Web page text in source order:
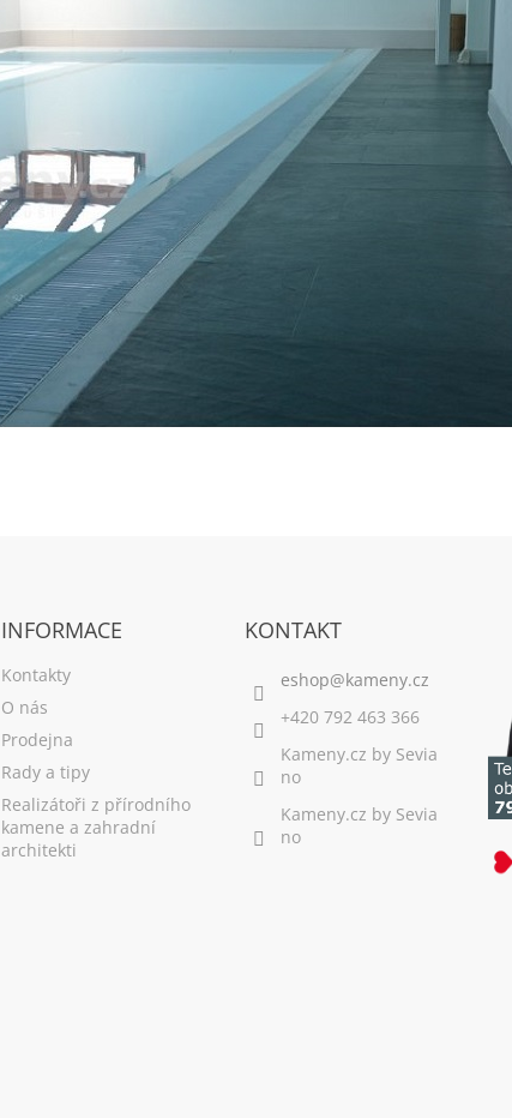
INFORMACE
Kontakty
O nás
Prodejna
Rady a tipy
Realizátoři z přírodního
kamene a zahradní
architekti
KONTAKT
+420 792 463 366
Kameny.cz by Sevia
no
Kameny.cz by Sevia
no